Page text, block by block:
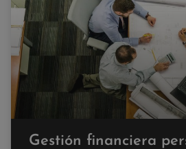
Gestión financiera